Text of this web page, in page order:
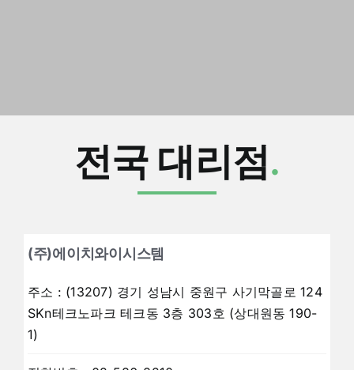
전국 대리점.
(주)에이치와이시스템
주소 : (13207) 경기 성남시 중원구 사기막골로 124
SKn테크노파크 테크동 3층 303호 (상대원동 190-
1)